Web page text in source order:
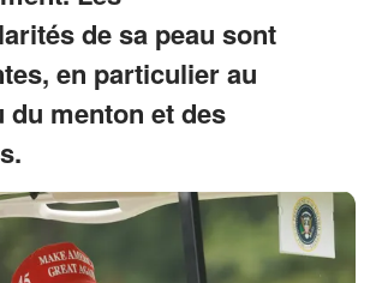
de sa peau sont
en particulier au
du menton et des